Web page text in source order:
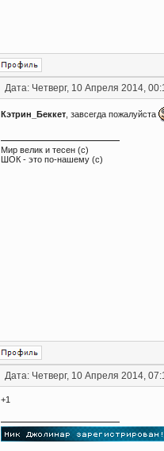
Дата: Четверг, 10 Апреля 2014,
Кэтрин_Беккет , завсегда пожалуйста
Мир велик и тесен (с)
ШОК - это по-нашему (с)
Дата: Четверг, 10 Апреля 2014,
+1